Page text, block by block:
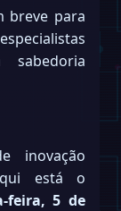
breve para
inovação
está o
feira, 5 de